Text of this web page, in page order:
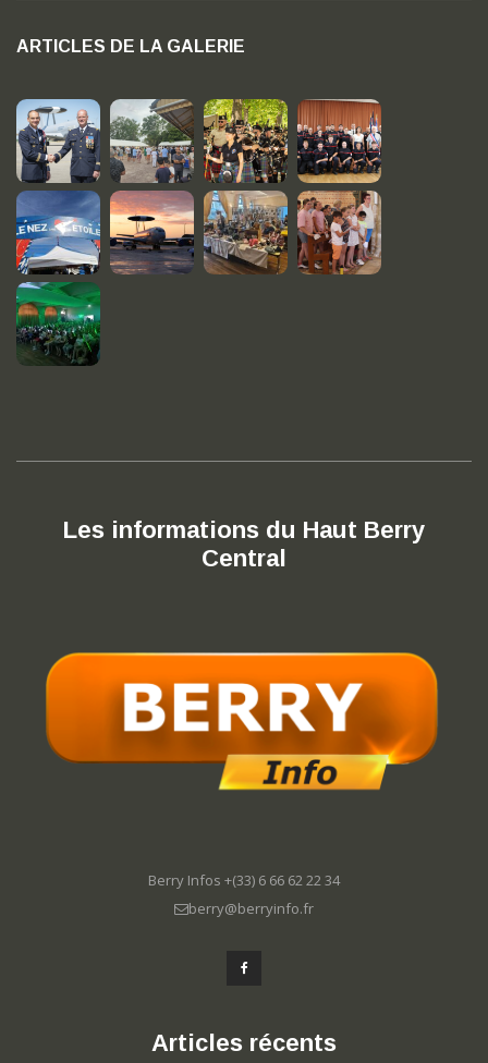
ARTICLES DE LA GALERIE
Les informations du Haut Berry
Central
Berry Infos +(33) 6 66 62 22 34
berry@berryinfo.fr
Articles récents